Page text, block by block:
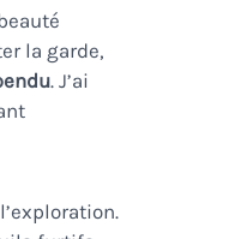
la garde,
. J’ai